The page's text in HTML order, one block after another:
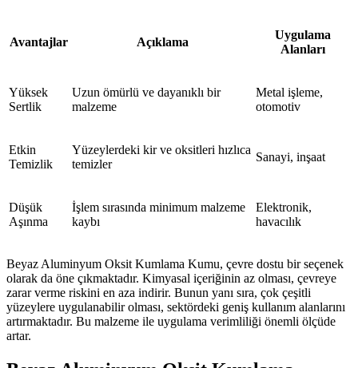
Avantajlar Açıklama
Uygulama
Alanları
Yüksek
Sertlik
Uzun ömürlü ve dayanıklı bir
malzeme
Metal işleme,
otomotiv
Etkin
Temizlik
Yüzeylerdeki kir ve oksitleri hızlıca
temizler
Sanayi, inşaat
Düşük
Aşınma
İşlem sırasında minimum malzeme
kaybı
Elektronik,
havacılık
Beyaz Aluminyum Oksit Kumlama Kumu, çevre dostu bir seçenek
olarak da öne çıkmaktadır. Kimyasal içeriğinin az olması, çevreye
zarar verme riskini en aza indirir. Bunun yanı sıra, çok çeşitli
yüzeylere uygulanabilir olması, sektördeki geniş kullanım alanlarını
artırmaktadır. Bu malzeme ile uygulama verimliliği önemli ölçüde
artar.